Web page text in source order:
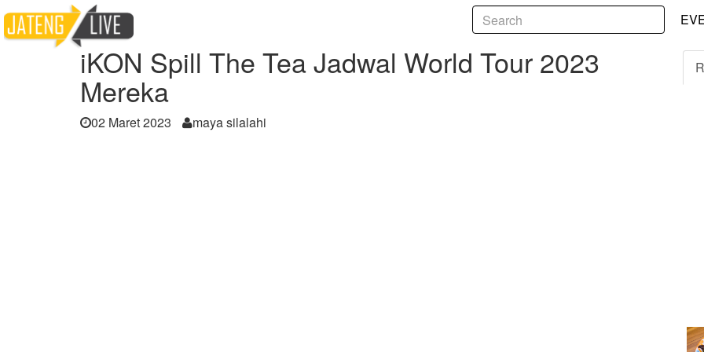
Home iKON Spill The Tea Jadwal World Tour 2023 Mereka
iKON Spill The Tea Jadwal World Tour 2023
Mereka
02 Maret 2023 maya silalahi